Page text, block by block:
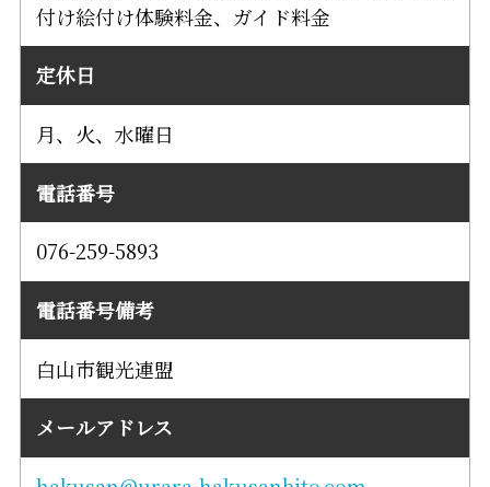
付け絵付け体験料金、ガイド料金
定休日
月、火、水曜日
電話番号
076-259-5893
電話番号備考
白山市観光連盟
メールアドレス